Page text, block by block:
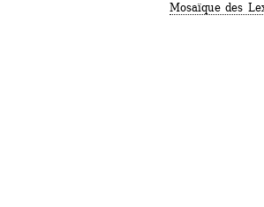
Mosaïque des